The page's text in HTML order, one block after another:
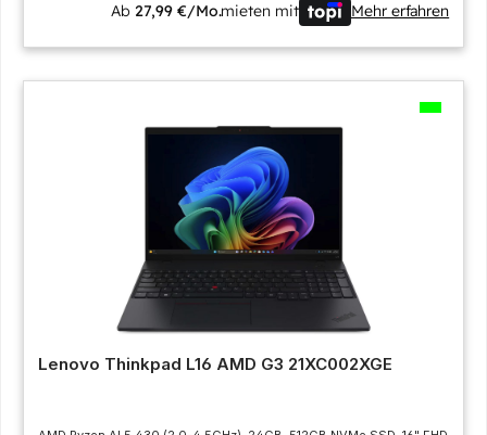
Ab27,99 €/Mo.mieten mit Mehr erfahren
Lenovo Thinkpad L16 AMD G3 21XC002XGE